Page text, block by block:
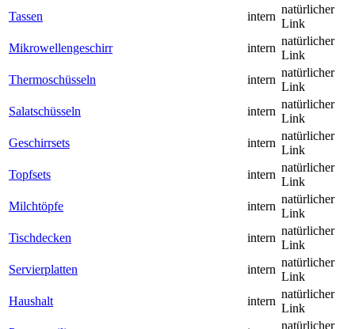
Tassen
intern
natürlicher
Link
Mikrowellengeschirr
intern
natürlicher
Link
Thermoschüsseln
intern
natürlicher
Link
Salatschüsseln
intern
natürlicher
Link
Geschirrsets
intern
natürlicher
Link
Topfsets
intern
natürlicher
Link
Milchtöpfe
intern
natürlicher
Link
Tischdecken
intern
natürlicher
Link
Servierplatten
intern
natürlicher
Link
Haushalt
intern
natürlicher
Link
natürlicher